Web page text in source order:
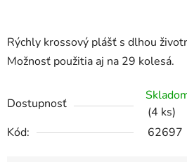
Rýchly krossový plášť s dlhou
Možnosť použitia aj na 29 kolesá.
Dostupnosť
(4 ks)
Kód:
62697